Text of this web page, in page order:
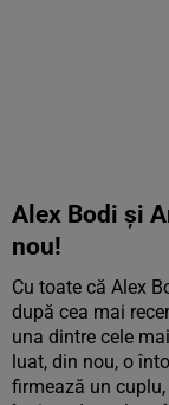
Alex Bodi și
nou!
Cu toate că Alex
după cea mai
una dintre cele
luat, din nou, o
firmează un